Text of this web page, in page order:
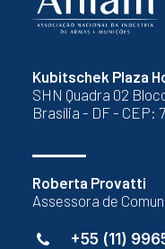
Kubitschek Plaza
SHN Quadra 02 Bloco
Brasília - DF - CEP:
Roberta Provatti
Assessora de
+55 (11)